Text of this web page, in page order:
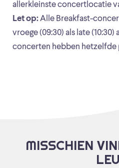
allerkleinste concertlocatie
Let op:Alle Breakfast-
vroege (09:30) als late (10:30)
concerten hebben hetzelfde
MISSCHIEN